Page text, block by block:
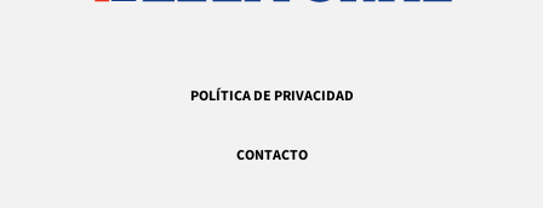
POLÍTICA DE PRIVACIDAD
CONTACTO